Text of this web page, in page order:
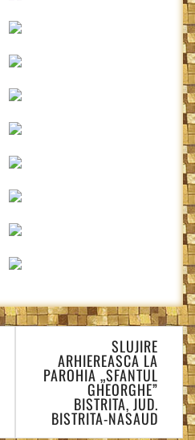
SLUJIRE
ARHIEREASCA LA
PAROHIA „SFANTUL
GHEORGHE”
BISTRITA, JUD.
BISTRITA-NASAUD